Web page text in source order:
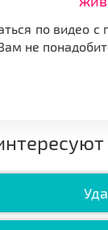
по видео с
не